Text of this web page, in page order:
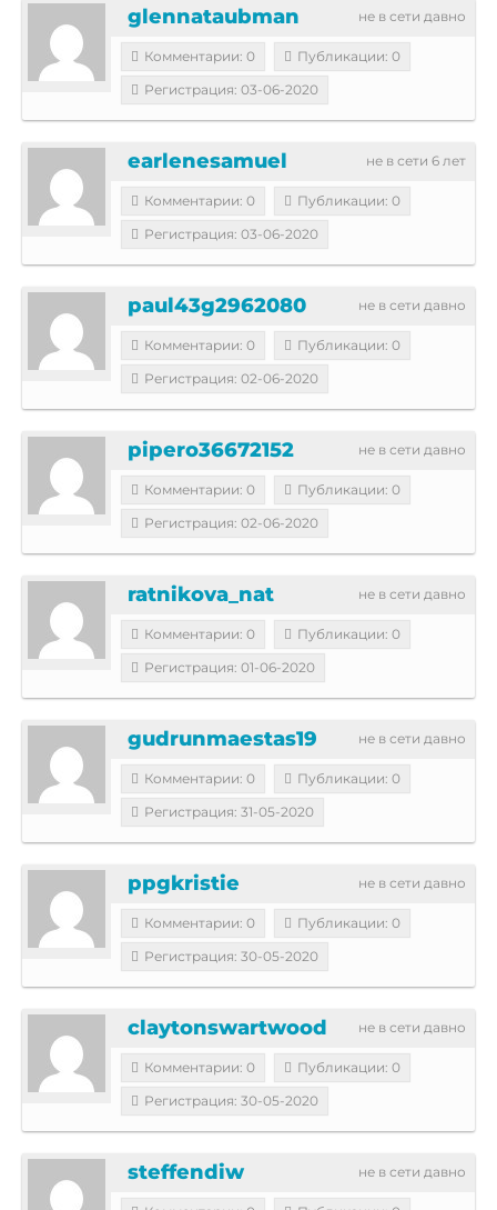
не в сети давно
glennataubman
Комментарии: 0
Публикации: 0
Регистрация: 03-06-2020
не в сети 6 лет
earlenesamuel
Комментарии: 0
Публикации: 0
Регистрация: 03-06-2020
не в сети давно
paul43g2962080
Комментарии: 0
Публикации: 0
Регистрация: 02-06-2020
не в сети давно
pipero36672152
Комментарии: 0
Публикации: 0
Регистрация: 02-06-2020
не в сети давно
ratnikova_nat
Комментарии: 0
Публикации: 0
Регистрация: 01-06-2020
не в сети давно
gudrunmaestas19
Комментарии: 0
Публикации: 0
Регистрация: 31-05-2020
не в сети давно
ppgkristie
Комментарии: 0
Публикации: 0
Регистрация: 30-05-2020
не в сети давно
claytonswartwood
Комментарии: 0
Публикации: 0
Регистрация: 30-05-2020
не в сети давно
steffendiw